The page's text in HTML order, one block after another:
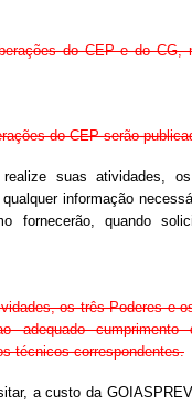
do CEP e do CG,
do CEP serão
suas atividades,
informação
fornecerão, quando
os três Poderes e
adequado
técnicos correspondentes.
a custo da